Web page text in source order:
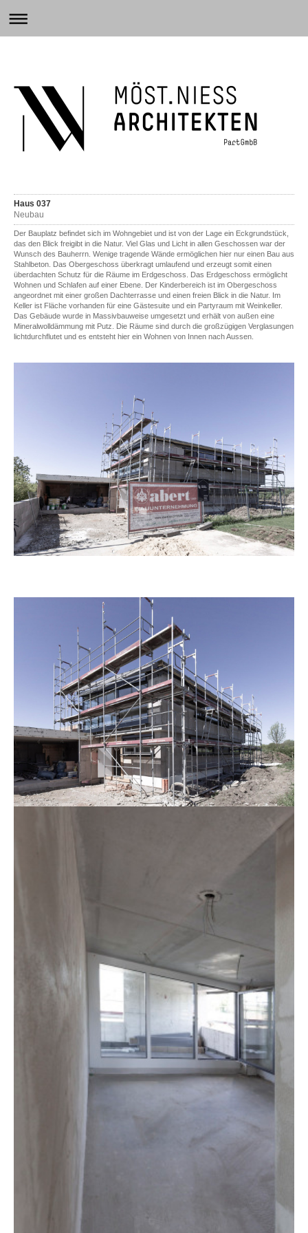
Haus 037
Neubau
Der Bauplatz befindet sich im Wohngebiet und ist von der Lage ein Eckgrundstück,
das den Blick freigibt in die Natur. Viel Glas und Licht in allen Geschossen war der
Wunsch des Bauherrn. Wenige tragende Wände ermöglichen hier nur einen Bau aus
Stahlbeton. Das Obergeschoss überkragt umlaufend und erzeugt somit einen
überdachten Schutz für die Räume im Erdgeschoss. Das Erdgeschoss ermöglicht
Wohnen und Schlafen auf einer Ebene. Der Kinderbereich ist im Obergeschoss
angeordnet mit einer großen Dachterrasse und einen freien Blick in die Natur. Im
Keller ist Fläche vorhanden für eine Gästesuite und ein Partyraum mit Weinkeller.
Das Gebäude wurde in Massivbauweise umgesetzt und erhält von außen eine
Mineralwolldämmung mit Putz. Die Räume sind durch die großzügigen Verglasungen
lichtdurchflutet und es entsteht hier ein Wohnen von Innen nach Aussen.